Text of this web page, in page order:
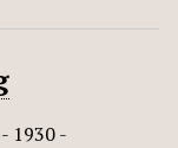
1930 -